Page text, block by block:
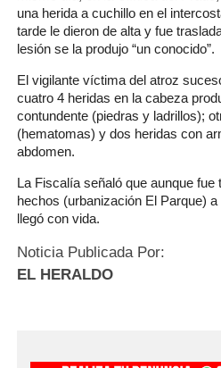
una herida a cuchillo en el
tarde le dieron de alta y fue
lesión se la produjo “un conocido”.
El vigilante víctima del atroz
cuatro 4 heridas en la cabeza
contundente (piedras y ladrillos);
(hematomas) y dos heridas con
abdomen.
La Fiscalía señaló que aunque fue
hechos (urbanización El Parque)
llegó con vida.
Noticia Publicada Por:
EL HERALDO